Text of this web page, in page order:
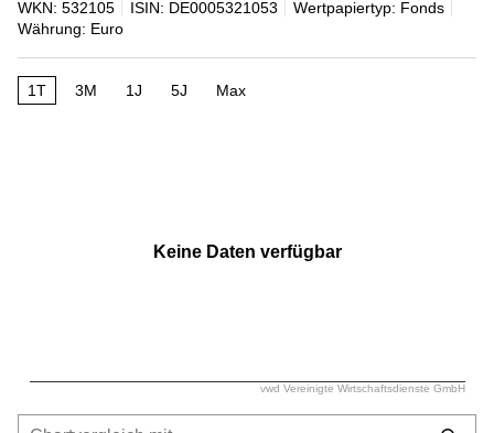
WKN: 532105 ISIN: DE0005321053
Wertpapiertyp: Fonds
Währung: Euro
1T 3M 1J 5J Max
vwd Vereinigte Wirtschaftsdienste GmbH
Keine Daten verfügbar